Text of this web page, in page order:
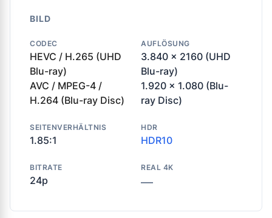
BILD
CODEC
HEVC / H.265 (UHD
Blu-ray)
AVC / MPEG-4 /
H.264 (Blu-ray Disc)
AUFLÖSUNG
3.840 x 2160 (UHD
Blu-ray)
1.920 x 1.080 (Blu-
ray Disc)
SEITENVERHÄLTNIS
1.85:1
HDR
HDR10
BITRATE
24p
REAL 4K
—